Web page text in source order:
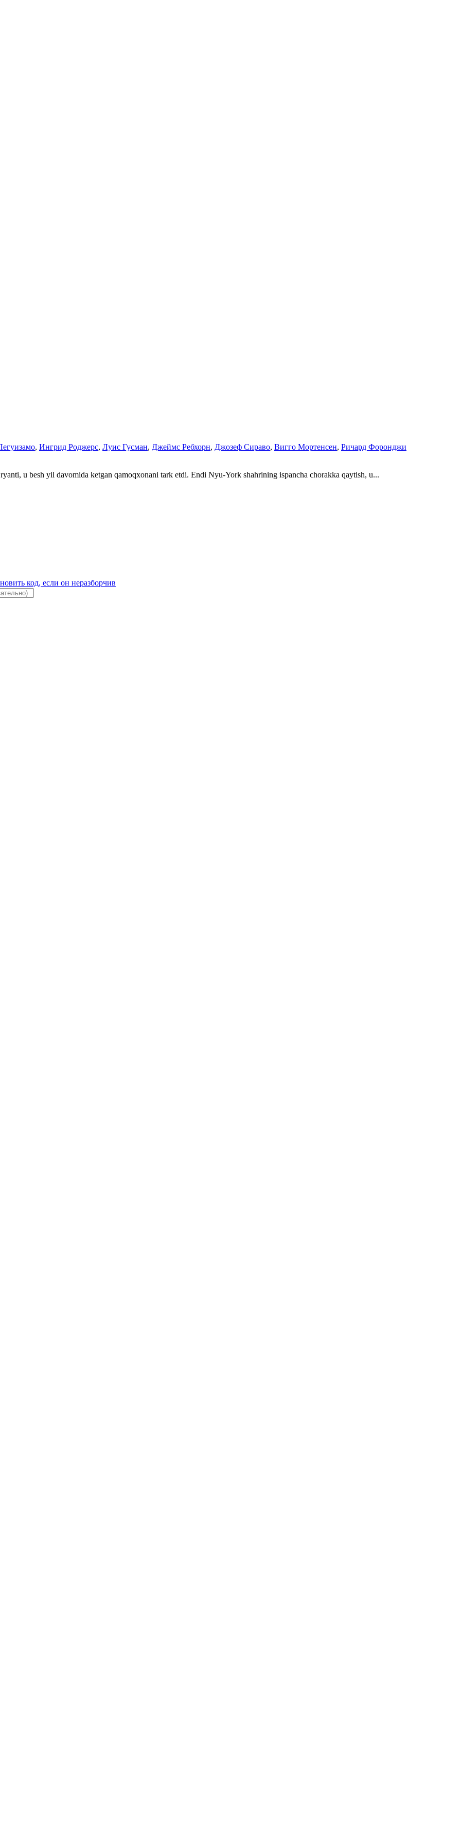
, Ингрид Роджерс, Луис Гусман, Джеймс Ребхорн, Джозеф Сираво, Вигго Мортенсен, Ричард Форонджи
u besh yil davomida ketgan qamoqxonani tark etdi. Endi Nyu-York shahrining ispancha chorakka qaytish, u...